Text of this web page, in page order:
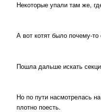
Некоторые упали там же,
А вот котят было почему-
Пошла дальше искать
Но по пути насмотрелась
плотно поесть.